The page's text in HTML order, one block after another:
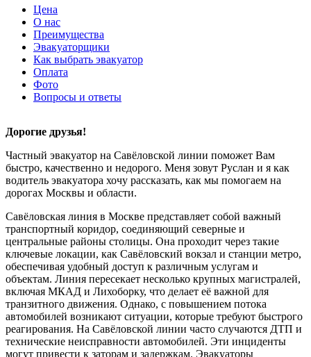
Цена
О нас
Преимущества
Эвакуаторщики
Как выбрать эвакуатор
Оплата
Фото
Вопросы и ответы
Дорогие друзья!
Частный эвакуатор на Савёловской линии поможет Вам
быстро, качественно и недорого. Меня зовут Руслан и я как
водитель эвакуатора хочу рассказать, как мы помогаем на
дорогах Москвы и области.
Савёловская линия в Москве представляет собой важный
транспортный коридор, соединяющий северные и
центральные районы столицы. Она проходит через такие
ключевые локации, как Савёловский вокзал и станции метро,
обеспечивая удобный доступ к различным услугам и
объектам. Линия пересекает несколько крупных магистралей,
включая МКАД и Лихоборку, что делает её важной для
транзитного движения. Однако, с повышением потока
автомобилей возникают ситуации, которые требуют быстрого
реагирования. На Савёловской линии часто случаются ДТП и
технические неисправности автомобилей. Эти инциденты
могут привести к заторам и задержкам. Эвакуаторы